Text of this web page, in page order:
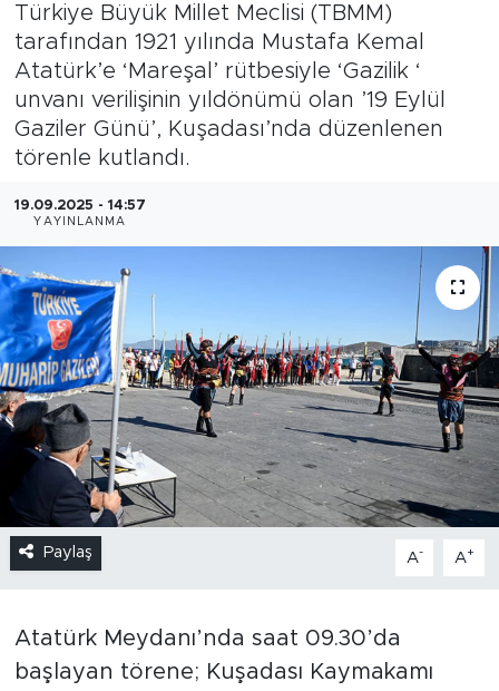
Türkiye Büyük Millet Meclisi (TBMM)
tarafından 1921 yılında Mustafa Kemal
Atatürk’e ‘Mareşal’ rütbesiyle ‘Gazilik ‘
unvanı verilişinin yıldönümü olan ’19 Eylül
Gaziler Günü’, Kuşadası’nda düzenlenen
törenle kutlandı.
19.09.2025 - 14:57
YAYINLANMA
Paylaş A- A+
Atatürk Meydanı’nda saat 09.30’da
başlayan törene; Kuşadası Kaymakamı